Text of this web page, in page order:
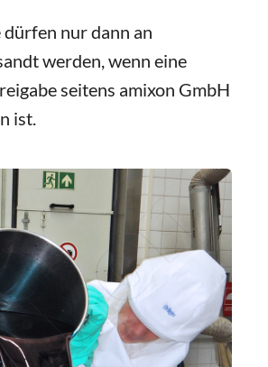
nur dann an
werden, wenn eine
seitens amixon GmbH
ist.